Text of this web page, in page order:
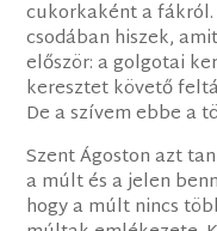
cukorkaként a
csodában hiszek,
először: a golgotai
keresztet követő
De a szívem ebbe a
Szent Ágoston azt
a múlt és a jelen
hogy a múlt nincs